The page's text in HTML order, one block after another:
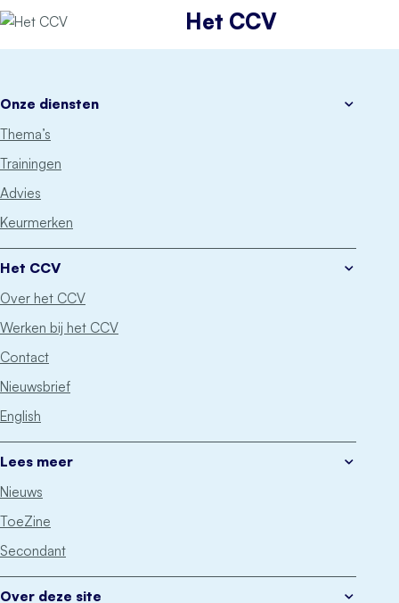
Het CCV
Onze diensten
Thema’s
Trainingen
Advies
Keurmerken
Het CCV
Over het CCV
Werken bij het CCV
Contact
Nieuwsbrief
English
Lees meer
Nieuws
ToeZine
Secondant
Over deze site